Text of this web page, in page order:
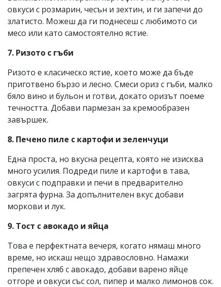
овкуси с розмарин, чесън и зехтин, и ги запечи до
златисто. Можеш да ги поднесеш с любимото си
месо или като самостоятелно ястие.
7. Ризото с гъби
Ризото е класическо ястие, което може да бъде
приготвено бързо и лесно. Смеси ориз с гъби, малко
бяло вино и бульон и готви, докато оризът поеме
течността. Добави пармезан за кремообразен
завършек.
8. Печено пиле с картофи и зеленчуци
Една проста, но вкусна рецепта, която не изисква
много усилия. Подреди пиле и картофи в тава,
овкуси с подправки и печи в предварително
загрята фурна. За допълнителен вкус добави
моркови и лук.
9. Тост с авокадо и яйца
Това е перфектната вечеря, когато нямаш много
време, но искаш нещо здравословно. Намажи
препечен хляб с авокадо, добави варено яйце
отгоре и овкуси със сол, пипер и малко лимонов сок.